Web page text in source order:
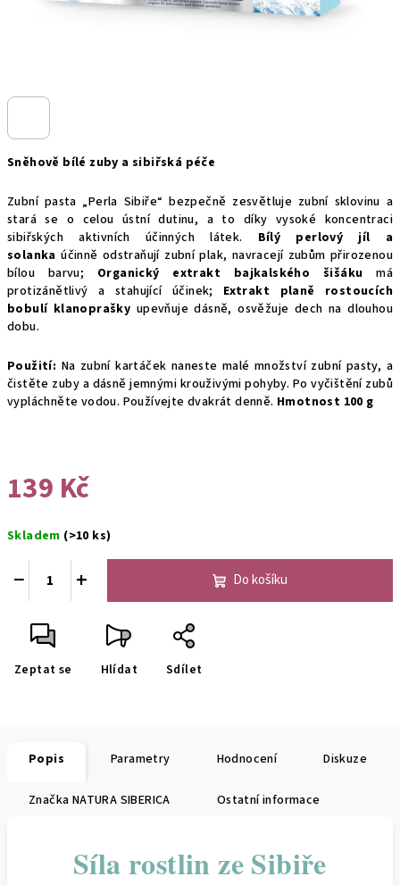
Sněhově bílé zuby a sibiřská péče
Zubní pasta „Perla Sibiře“ bezpečně zesvětluje zubní sklovinu a
stará se o celou ústní dutinu, a to díky vysoké koncentraci
sibiřských aktivních účinných látek. Bílý perlový jíl a
solankaúčinně odstraňují zubní plak, navracejí zubům přirozenou
bílou barvu; Organický extrakt bajkalského šišáku
má
protizánětlivý a stahující účinek; Extrakt planě rostoucích
bobulí klanoprašky upevňuje dásně, osvěžuje dech na dlouhou
dobu.
Použití: Na zubní kartáček naneste malé množství zubní pasty, a
čistěte zuby a dásně jemnými krouživými pohyby. Po vyčištění zubů
vypláchněte vodou. Používejte dvakrát denně. Hmotnost 100 g
139 Kč
cena:
Skladem (>10 ks)
+
− Do košíku
Zeptat se Hlídat Sdílet
Popis Parametry Hodnocení Diskuze
Značka NATURA SIBERICA Ostatní informace
Síla rostlin ze Sibiře